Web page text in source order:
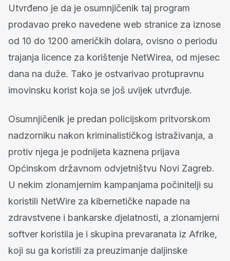
Utvrđeno je da je osumnjičenik taj program
prodavao preko navedene web stranice za iznose
od 10 do 1200 američkih dolara, ovisno o periodu
trajanja licence za korištenje NetWirea, od mjesec
dana na duže. Tako je ostvarivao protupravnu
imovinsku korist koja se još uvijek utvrđuje.
Osumnjičenik je predan policijskom pritvorskom
nadzorniku nakon kriminalističkog istraživanja, a
protiv njega je podnijeta kaznena prijava
Općinskom državnom odvjetništvu Novi Zagreb.
U nekim zlonamjernim kampanjama počinitelji su
koristili NetWire za kibernetičke napade na
zdravstvene i bankarske djelatnosti, a zlonamjerni
softver koristila je i skupina prevaranata iz Afrike,
koji su ga koristili za preuzimanje daljinske